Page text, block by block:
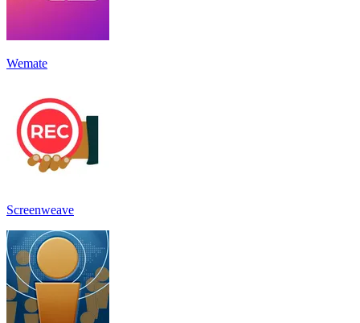
Wemate
Screenweave